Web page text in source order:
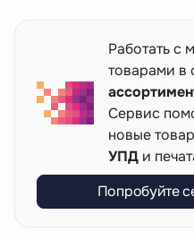
Работать с
товарами в
Сервис
новые
УПД и
Попробуйте